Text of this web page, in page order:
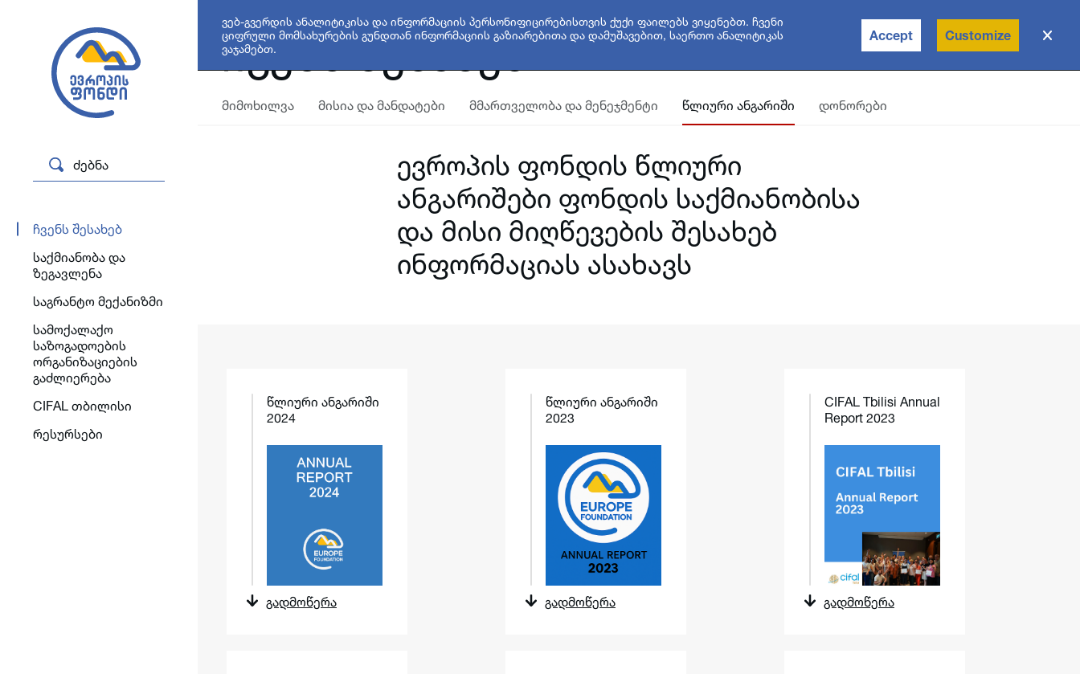
ძებნა
ჩვენს შესახებ
საქმიანობა და
ზეგავლენა
საგრანტო მექანიზმი
სამოქალაქო
საზოგადოების
ორგანიზაციების
გაძლიერება
CIFAL თბილისი
რესურსები
ჩვენს შესახებ
მიმოხილვა მისია და მანდატები მმართველობა და მენეჯმენტი წლიური ანგარიში დონორები
ვებ-გვერდის ანალიტიკისა და ინფორმაციის პერსონიფიცირებისთვის ქუქი ფაილებს ვიყენებთ. ჩვენი
ციფრული მომსახურების გუნდთან ინფორმაციის გაზიარებითა და დამუშავებით, საერთო ანალიტიკას
ვაჯამებთ.
Accept Customize
ევროპის ფონდის წლიური
ანგარიშები ფონდის საქმიანობისა
და მისი მიღწევების შესახებ
ინფორმაციას ასახავს
წლიური ანგარიში
2024
გადმოწერა
წლიური ანგარიში
2023
გადმოწერა
CIFAL Tbilisi Annual
Report 2023
გადმოწერა